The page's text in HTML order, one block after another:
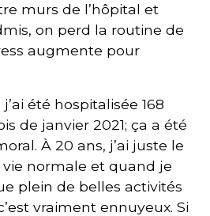
murs de l’hôpital et
on perd la routine de
augmente pour
été hospitalisée 168
de janvier 2021; ça a été
À 20 ans, j’ai juste le
normale et quand je
plein de belles activités
vraiment ennuyeux. Si